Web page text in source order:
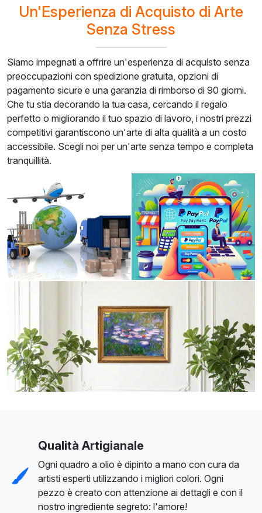
Un'Esperienza di Acquisto di Arte
Senza Stress
Siamo impegnati a offrire un'esperienza di acquisto senza
preoccupazioni con spedizione gratuita, opzioni di
pagamento sicure e una garanzia di rimborso di 90 giorni.
Che tu stia decorando la tua casa, cercando il regalo
perfetto o migliorando il tuo spazio di lavoro, i nostri prezzi
competitivi garantiscono un'arte di alta qualità a un costo
accessibile. Scegli noi per un'arte senza tempo e completa
tranquillità.
Qualità Artigianale
Ogni quadro a olio è dipinto a mano con cura da
artisti esperti utilizzando i migliori colori. Ogni
pezzo è creato con attenzione ai dettagli e con il
nostro ingrediente segreto: l'amore!